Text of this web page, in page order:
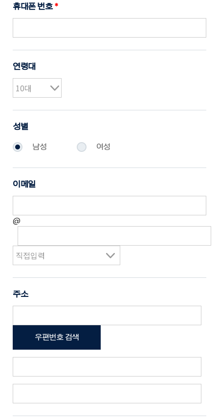
휴대폰 번호*
연령대
성별
남성 여성
이메일
@
주소
우편번호 검색